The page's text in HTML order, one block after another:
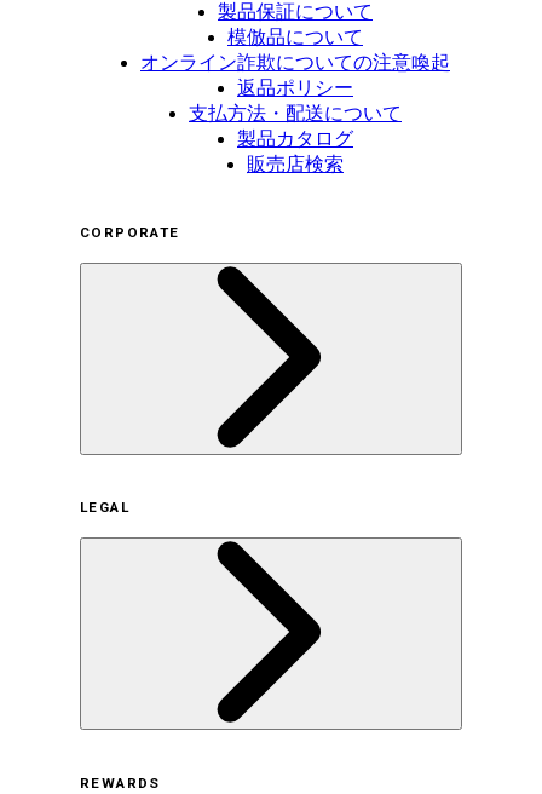
製品保証について
模倣品について
オンライン詐欺についての注意喚起
返品ポリシー
支払方法・配送について
製品カタログ
販売店検索
CORPORATE
サステナビリティの取り組み（日本）
サステナビリティの取り組み（米国/英語）
ヒストリー
採用情報
LEGAL
REWARDS